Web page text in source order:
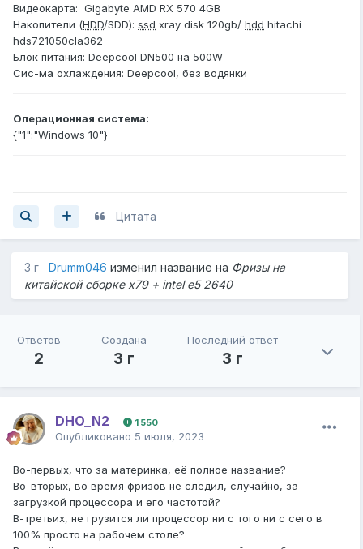
Видеокарта: Gigabyte AMD RX 570 4GB
Накопители (HDD/SDD): ssd xray disk 120gb/ hdd hitachi
hds721050cla362
Блок питания: Deepcool DN500 на 500W
Сис-ма охлаждения: Deepcool, без водянки
Операционная система:
{"1":"Windows 10"}
Цитата
3 г Drumm046 изменил название на Фризы на
китайской сборке x79 + intel e5 2640
Ответов
2
Создана
3 г
Последний ответ
3 г
DHO_N2 1 550
Опубликовано 5 июля, 2023
Во-первых, что за материнка, её полное название?
Во-вторых, во время фризов не следил, случайно, за
загрузкой процессора и его частотой?
В-третьих, не грузится ли процессор ни с того ни с сего в
100% просто на рабочем столе?